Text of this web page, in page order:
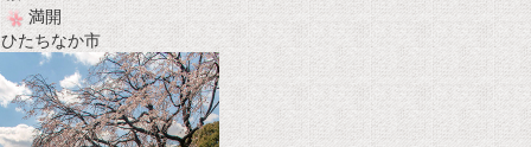
満開
たちなか市